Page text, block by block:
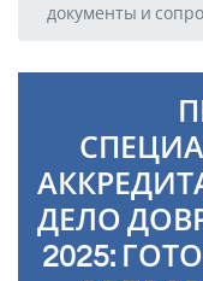
документы и
ДЕЛО
2025: